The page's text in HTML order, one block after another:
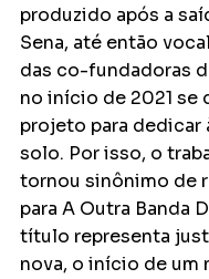
produzido após a
Sena, até então
das co-fundadoras
no início de 2021 se
projeto para dedicar
solo. Por isso, o
tornou sinônimo de
para A Outra Banda
título representa
nova, o início de um